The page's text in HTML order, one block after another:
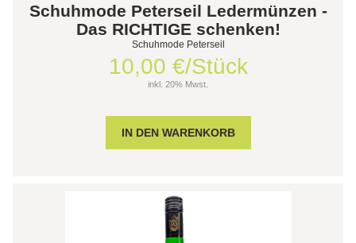
Schuhmode Peterseil Ledermünzen -
Das RICHTIGE schenken!
Schuhmode Peterseil
10,00 €/Stück
inkl. 20% Mwst.